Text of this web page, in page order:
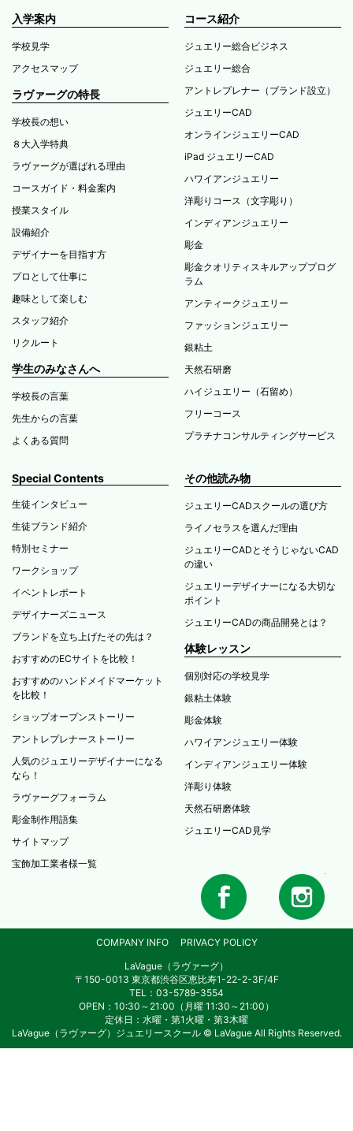
入学案内
学校見学
アクセスマップ
ラヴァーグの特長
学校長の想い
８大入学特典
ラヴァーグが選ばれる理由
コースガイド・料金案内
授業スタイル
設備紹介
デザイナーを目指す方
プロとして仕事に
趣味として楽しむ
スタッフ紹介
リクルート
学生のみなさんへ
学校長の言葉
先生からの言葉
よくある質問
コース紹介
ジュエリー総合ビジネス
ジュエリー総合
アントレプレナー（ブランド設立）
ジュエリーCAD
オンラインジュエリーCAD
iPad ジュエリーCAD
ハワイアンジュエリー
洋彫りコース（文字彫り）
インディアンジュエリー
彫金
彫金クオリティスキルアッププログ
ラム
アンティークジュエリー
ファッションジュエリー
銀粘土
天然石研磨
ハイジュエリー（石留め）
フリーコース
プラチナコンサルティングサービス
Special Contents
生徒インタビュー
生徒ブランド紹介
特別セミナー
ワークショップ
イベントレポート
デザイナーズニュース
ブランドを立ち上げたその先は？
おすすめのECサイトを比較！
おすすめのハンドメイドマーケット
を比較！
ショップオープンストーリー
アントレプレナーストーリー
人気のジュエリーデザイナーになる
なら！
ラヴァーグフォーラム
彫金制作用語集
サイトマップ
宝飾加工業者様一覧
その他読み物
ジュエリーCADスクールの選び方
ライノセラスを選んだ理由
ジュエリーCADとそうじゃないCAD
の違い
ジュエリーデザイナーになる大切な
ポイント
ジュエリーCADの商品開発とは？
体験レッスン
個別対応の学校見学
銀粘土体験
彫金体験
ハワイアンジュエリー体験
インディアンジュエリー体験
洋彫り体験
天然石研磨体験
ジュエリーCAD見学
COMPANY INFO
PRIVACY POLICY
LaVague（ラヴァーグ）
〒150-0013 東京都渋谷区恵比寿1-22-2-3F/4F
TEL：03-5789-3554
OPEN：10:30～21:00（月曜 11:30～21:00）
定休日：水曜・第1火曜・第3木曜
LaVague（ラヴァーグ）ジュエリースクール © LaVague All Rights Reserved.